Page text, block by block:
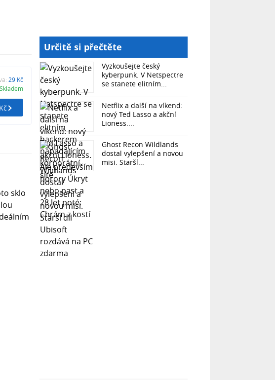
29 Kč
Skladem
sklo
Určitě si přečtěte
Vyzkoušejte český
kyberpunk. V Netspectre
se stanete elitním...
Netflix a další na víkend:
nový Ted Lasso a akční
Lioness....
Ghost Recon Wildlands
dostal vylepšení a novou
misi. Starší...